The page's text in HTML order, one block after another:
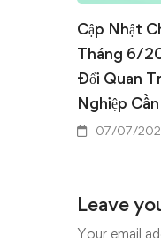
Cập Nhật
Tháng 6/
Đổi Quan
Nghiệp
07/07/
Leave
Your email